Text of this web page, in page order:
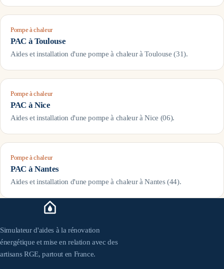
Pompe à chaleur
PAC àToulouse
Aides et installation d'une pompe à chaleur àToulouse (31).
Pompe à chaleur
PAC àNice
Aides et installation d'une pompe à chaleur àNice (06).
Pompe à chaleur
PAC àNantes
Aides et installation d'une pompe à chaleur àNantes(44).
Simulateur d'aides à la rénovation
énergétique et mise en relation avec des
artisans RGE, partout en France.